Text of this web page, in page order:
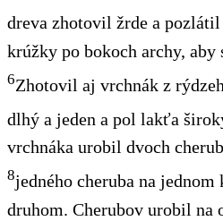
dreva zhotovil žrde a
krúžky po bokoch archy, aby
6Zhotovil aj vrchnák z
dlhý a jeden a pol lakťa
vrchnáka urobil dvoch
8jedného cheruba na jednom
druhom. Cherubov urobil na